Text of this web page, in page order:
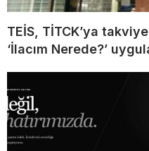
TEİS, TİTCK’ya
‘İlacım Nerede?’